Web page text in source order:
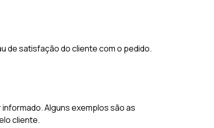
de satisfação do cliente com o pedido.
Alguns exemplos são as
cliente.